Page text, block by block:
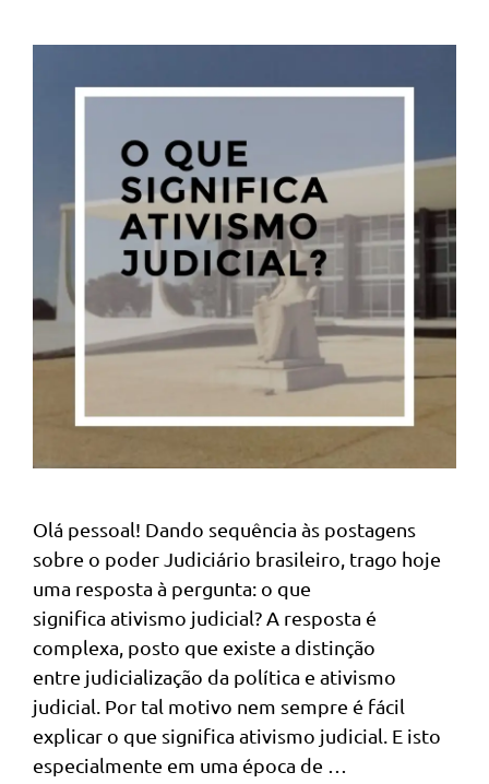
Olá pessoal! Dando sequência às postagens
sobre o poder Judiciário brasileiro, trago hoje
uma resposta à pergunta: o que
significa ativismo judicial? A resposta é
complexa, posto que existe a distinção
entre judicialização da política e ativismo
judicial. Por tal motivo nem sempre é fácil
explicar o que significa ativismo judicial. E isto
especialmente em uma época de …